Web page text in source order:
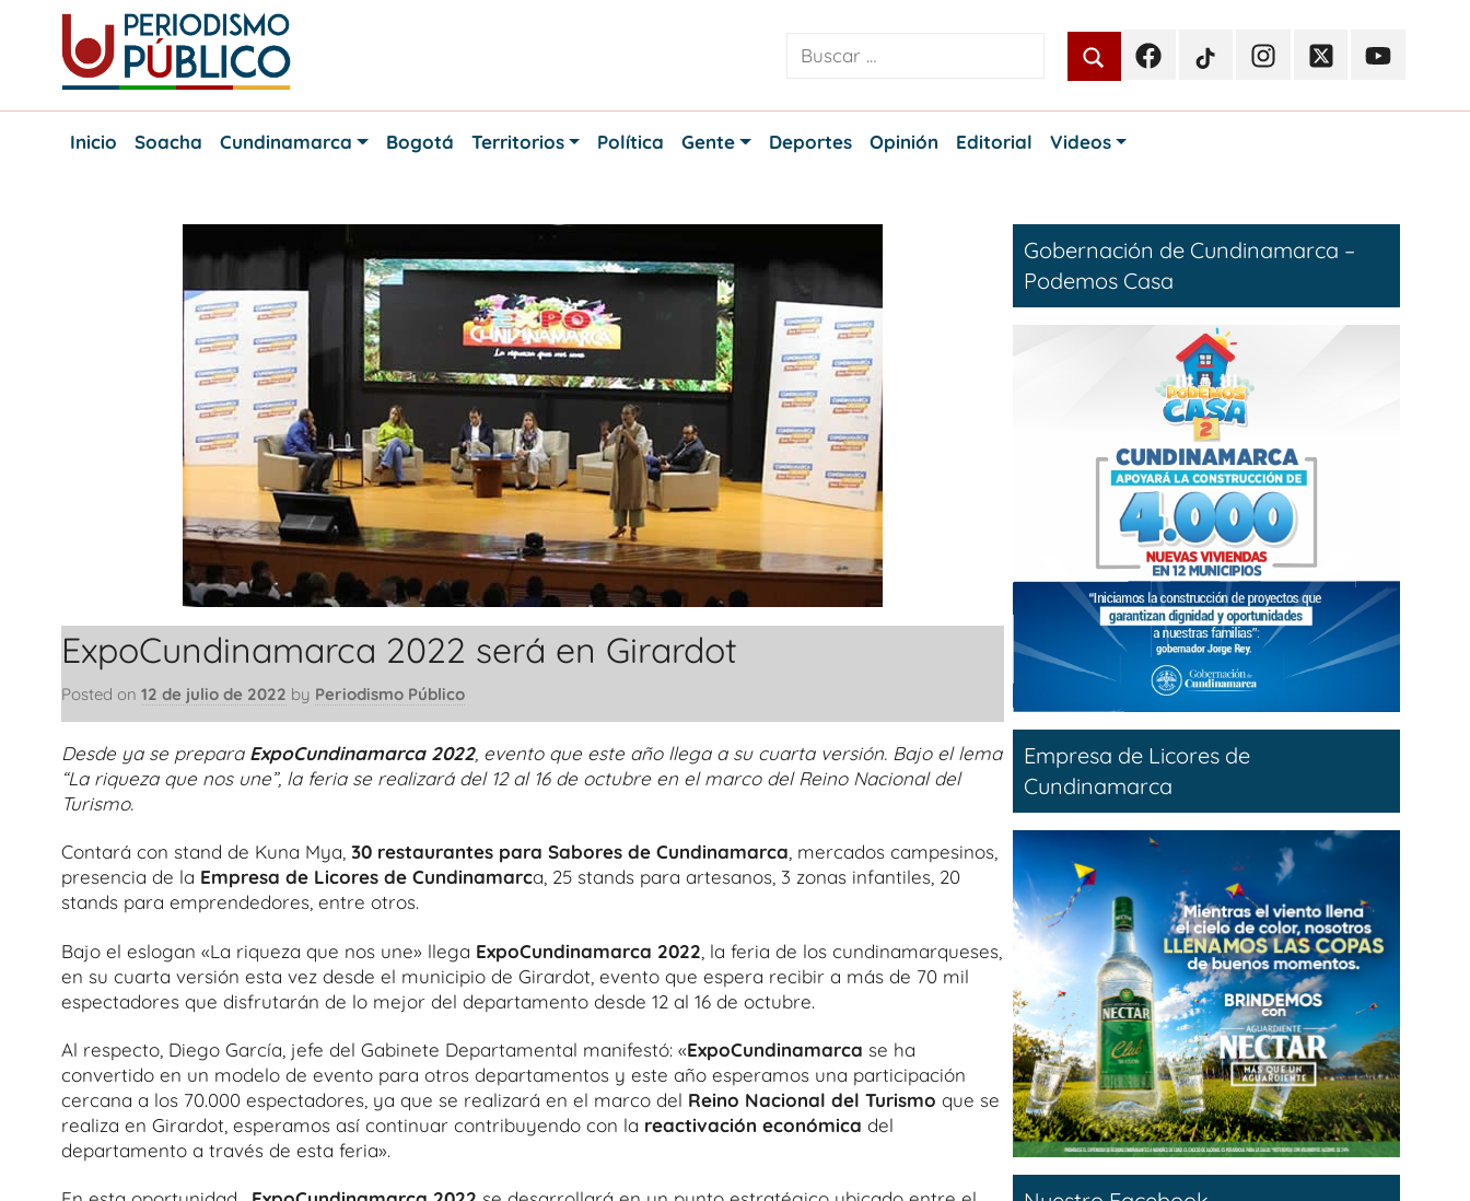
content
Periodismo
Noticias
FacebookTikTokInstagramTwitterYoutube
Inicio
Soacha Cundinamarca Bogotá Territorios Política Gente Deportes Opinión Editorial Videos
ExpoCundinamarca 2022 será en Girardot
Posted on 12 de julio de 2022 by Periodismo Público
Desde ya se prepara ExpoCundinamarca 2022, evento que este año llega a su cuarta versión. Bajo el lema
“La riqueza que nos une”, la feria se realizará del 12 al 16 de octubre en el marco del Reino Nacional del
Turismo.
Contará con stand de Kuna Mya, 30 restaurantes para Sabores de Cundinamarca, mercados campesinos,
presencia de la Empresa de Licores de Cundinamarca, 25 stands para artesanos, 3 zonas infantiles, 20
stands para emprendedores, entre otros.
Bajo el eslogan «La riqueza que nos une» llega ExpoCundinamarca 2022 , la feria de los cundinamarqueses,
en su cuarta versión esta vez desde el municipio de Girardot, evento que espera recibir a más de 70 mil
espectadores que disfrutarán de lo mejor del departamento desde 12 al 16 de octubre.
Al respecto, Diego García, jefe del Gabinete Departamental manifestó: «ExpoCundinamarca se ha
convertido en un modelo de evento para otros departamentos y este año esperamos una participación
cercana a los 70.000 espectadores, ya que se realizará en el marco del Reino Nacional del Turismo que se
realiza en Girardot, esperamos así continuar contribuyendo con la reactivación económica del
departamento a través de esta feria».
Gobernación de Cundinamarca –
Podemos Casa
Empresa de Licores de
Cundinamarca